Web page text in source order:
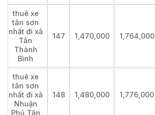
thuê xe
tân sơn
nhất đi xã
Tân
Thành
Bình
147 1,470,000 1,764,000
thuê xe
tân sơn
nhất đi xã
Nhuận
Phú Tân
148 1,480,000 1,776,000